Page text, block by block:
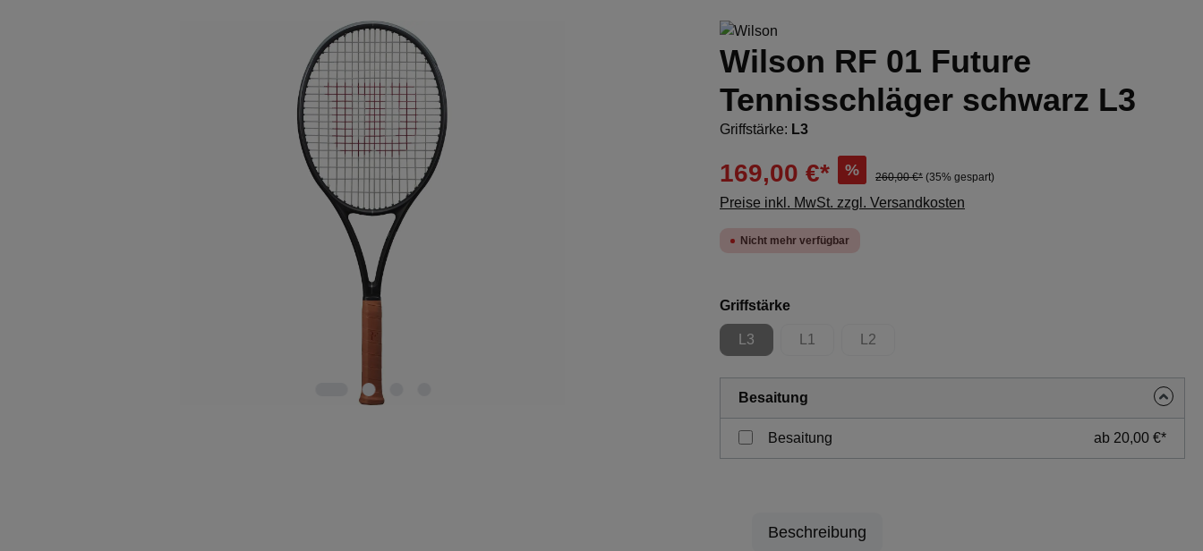
Wilson RF 01 Future
Tennisschläger schwarz L3
Griffstärke: L3
169,00 €* % 260,00 €* (35% gespart)
Preise inkl. MwSt. zzgl. Versandkosten
Nicht mehr verfügbar
Griffstärkeauswählen
L3
(Diese Option ist zurzeit nicht verfügbar.)
L1
(Diese Option ist zurzeit nicht verfügbar.)
L2
(Diese Option ist zurzeit nicht verfügbar.)
Besaitung
Besaitung ab 20,00 €*
Beschreibung